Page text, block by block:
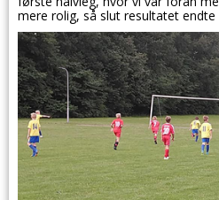
mere rolig, så slut resultatet endte